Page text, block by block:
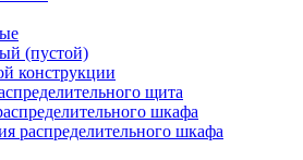
(пустой)
конструкции
щита
шкафа
распределительного шкафа